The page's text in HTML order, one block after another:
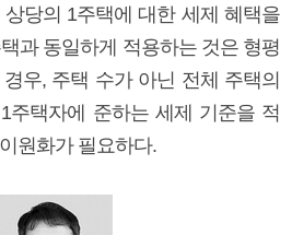
상당의 1주택에 대한 세제 혜택을
과 동일하게 적용하는 것은 형평
우, 주택 수가 아닌 전체 주택의
주택자에 준하는 세제 기준을 적
원화가 필요하다.